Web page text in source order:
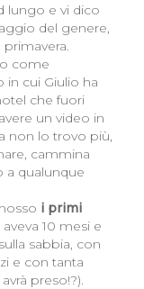
lungo e vi dico
del genere,
come
in cui Giulio ha
che fuori
un video in
non lo trovo più,
cammina
a qualunque
i primi
aveva 10 mesi e
sabbia, con
e con tanta
preso!?).